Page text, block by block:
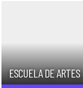
ESCUELA DE ARTES